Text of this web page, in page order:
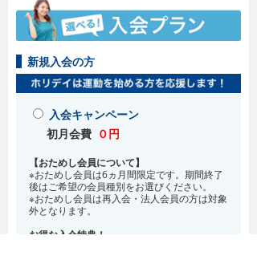
新規入会の方
入会キャンペーン
初月会費 ０円
【おためし会員について】
※おためし会員は6ヵ月間限定です。期間終了
後はご希望の会員種別をお選びください。
※おためし会員は再入会・法人会員の方は対象
外となります。
お得な入会特典！